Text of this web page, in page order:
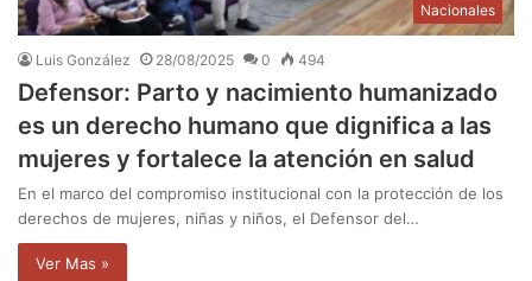
Nacionales
Luis González 28/08/2025 0 494
Defensor: Parto y nacimiento humanizado
es un derecho humano que dignifica a las
mujeres y fortalece la atención en salud
En el marco del compromiso institucional con la protección de los
derechos de mujeres, niñas y niños, el Defensor del…
Ver Mas »